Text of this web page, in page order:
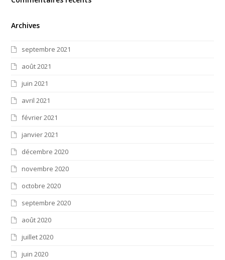
Archives
septembre 2021
août 2021
juin 2021
avril 2021
février 2021
janvier 2021
décembre 2020
novembre 2020
octobre 2020
septembre 2020
août 2020
juillet 2020
juin 2020